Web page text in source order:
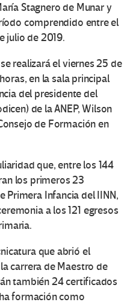
Stagnero de Munar y
comprendido entre el
julio de 2019.
realizará el viernes 25 de
en la sala principal
del presidente del
de la ANEP, Wilson
de Formación en
que, entre los 144
los primeros 23
Primera Infancia del IINN,
a los 121 egresos
que abrió el
carrera de Maestro de
también 24 certificados
formación como